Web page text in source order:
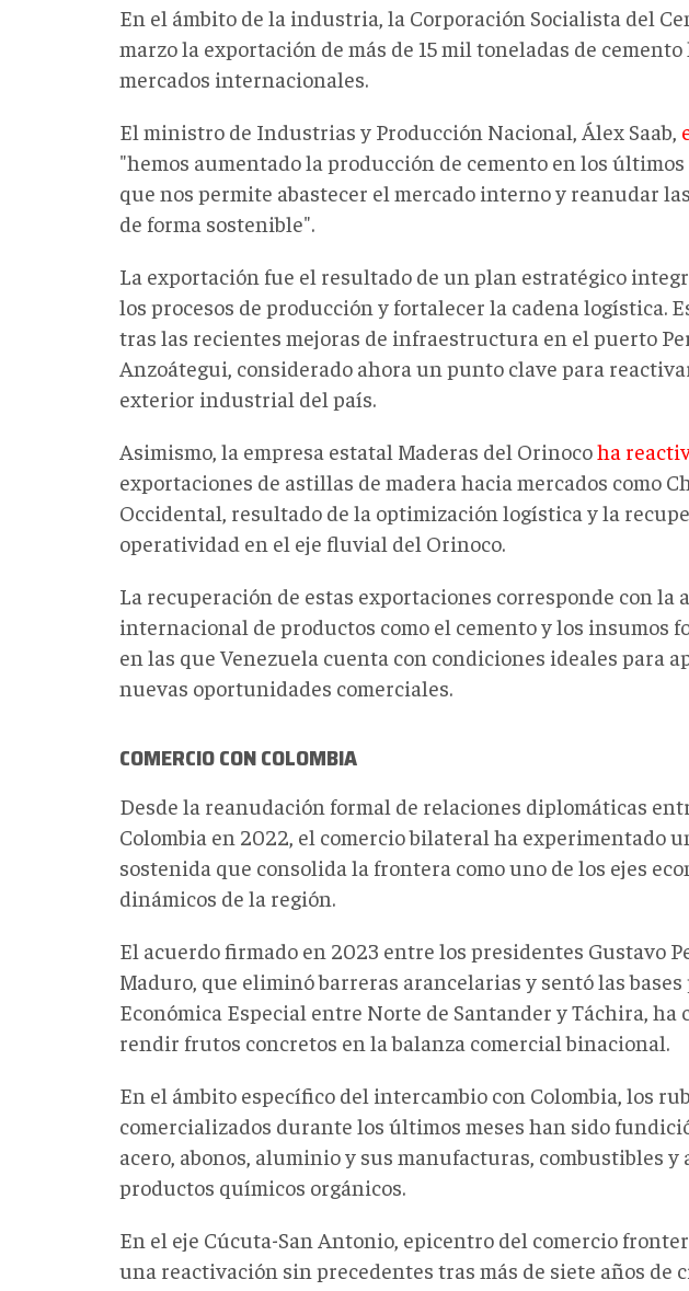
En el ámbito de la industria, la Corporación Socialista del
marzo la exportación de más de 15 mil toneladas de
mercados internacionales.
El ministro de Industrias y Producción Nacional, Álex Saab,
"hemos aumentado la producción de cemento en los últimos
que nos permite abastecer el mercado interno y reanudar
de forma sostenible".
La exportación fue el resultado de un plan estratégico
los procesos de producción y fortalecer la cadena logística.
tras las recientes mejoras de infraestructura en el puerto
Anzoátegui, considerado ahora un punto clave para
exterior industrial del país.
Asimismo, la empresa estatal Maderas del Orinocoha
exportaciones de astillas de madera hacia mercados como
Occidental, resultado de la optimización logística y la
operatividad en el eje fluvial del Orinoco.
La recuperación de estas exportaciones corresponde con la
internacional de productos como el cemento y los insumos
en las que Venezuela cuenta con condiciones ideales para
nuevas oportunidades comerciales.
COMERCIO CON COLOMBIA
Desde la reanudación formal de relaciones diplomáticas
Colombia en 2022, el comercio bilateral ha experimentado
sostenida que consolida la frontera como uno de los ejes
dinámicos de la región.
El acuerdo firmado en 2023 entre los presidentes Gustavo
Maduro, que eliminó barreras arancelarias y sentó las bases
Económica Especial entre Norte de Santander y Táchira, ha
rendir frutos concretos en la balanza comercial binacional.
En el ámbito específico del intercambio con Colombia, los
comercializados durante los últimos meses han sido
acero, abonos, aluminio y sus manufacturas, combustibles y
productos químicos orgánicos.
En el eje Cúcuta-San Antonio, epicentro del comercio
una reactivación sin precedentes tras más de siete años de